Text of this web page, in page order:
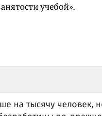
учебой».
на тысячу человек,